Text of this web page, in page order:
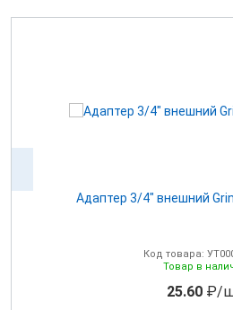
Адаптер 3/4" внешний
Код товара:
Товар в
25.60 ₽/